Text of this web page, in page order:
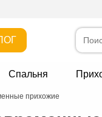
Спальня
прихожие